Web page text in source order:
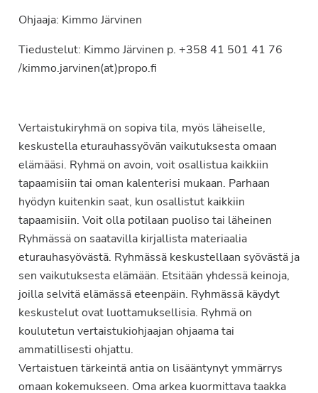
Ohjaaja: Kimmo Järvinen
Tiedustelut: Kimmo Järvinen p. +358 41 501 41 76
/kimmo.jarvinen(at)propo.fi
Vertaistukiryhmä on sopiva tila, myös läheiselle,
keskustella eturauhassyövän vaikutuksesta omaan
elämääsi. Ryhmä on avoin, voit osallistua kaikkiin
tapaamisiin tai oman kalenterisi mukaan. Parhaan
hyödyn kuitenkin saat, kun osallistut kaikkiin
tapaamisiin. Voit olla potilaan puoliso tai läheinen
Ryhmässä on saatavilla kirjallista materiaalia
eturauhasyövästä. Ryhmässä keskustellaan syövästä ja
sen vaikutuksesta elämään. Etsitään yhdessä keinoja,
joilla selvitä elämässä eteenpäin. Ryhmässä käydyt
keskustelut ovat luottamuksellisia. Ryhmä on
koulutetun vertaistukiohjaajan ohjaama tai
ammatillisesti ohjattu.
Vertaistuen tärkeintä antia on lisääntynyt ymmärrys
omaan kokemukseen. Oma arkea kuormittava taakka